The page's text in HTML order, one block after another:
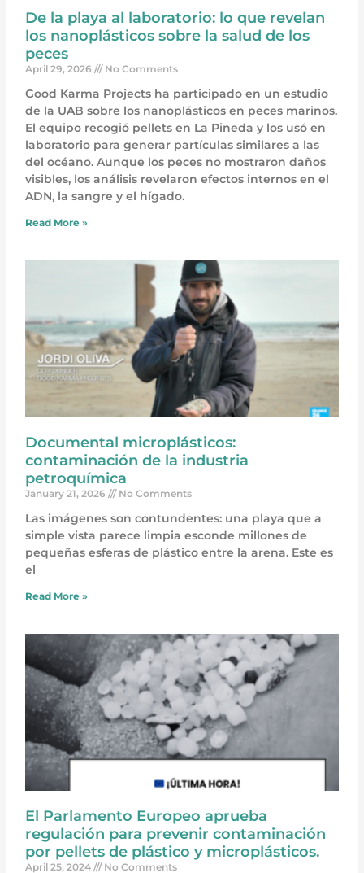
De la playa al laboratorio: lo que revelan
los nanoplásticos sobre la salud de los
peces
April 29, 2026 No Comments
Good Karma Projects ha participado en un estudio
de la UAB sobre los nanoplásticos en peces marinos.
El equipo recogió pellets en La Pineda y los usó en
laboratorio para generar partículas similares a las
del océano. Aunque los peces no mostraron daños
visibles, los análisis revelaron efectos internos en el
ADN, la sangre y el hígado.
Read More »
Documental microplásticos:
contaminación de la industria
petroquímica
January 21, 2026 No Comments
Las imágenes son contundentes: una playa que a
simple vista parece limpia esconde millones de
pequeñas esferas de plástico entre la arena. Este es
el
Read More »
El Parlamento Europeo aprueba
regulación para prevenir contaminación
por pellets de plástico y microplásticos.
April 25, 2024 No Comments